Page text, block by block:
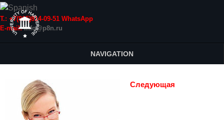
Т.: +7(915)814-09-51 WhatsApp
E-mail:info@p8n.ru
NAVIGATION
Следующая